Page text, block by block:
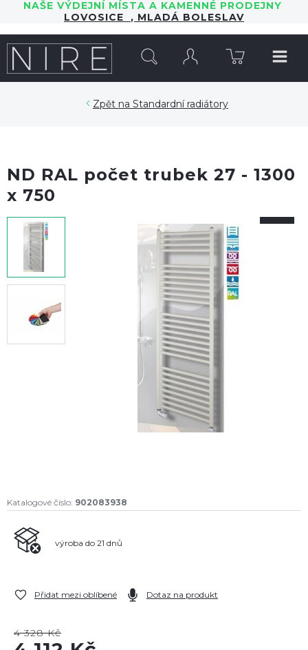
NAŠE VÝDEJNÍ MÍSTA A KAMENNÉ PRODEJNY
LOVOSICE , MLADÁ BOLESLAV
Standardní radiátory
ND RAL počet trubek 27 - 1300
x 750
Katalogové číslo: 902083938
výroba do 21 dnů
Přidat mezi oblíbené Dotaz na produkt
4 328 Kč